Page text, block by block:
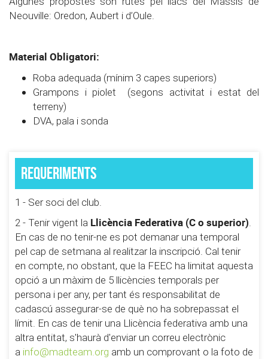
Neouville: Oredon, Aubert i d’Oule.
Material Obligatori:
Roba adequada (mínim 3 capes superiors)
Grampons i piolet (segons activitat i estat del
terreny)
DVA, pala i sonda
Requeriments
1 - Ser soci del club.
2 - Tenir vigent la Llicència Federativa (C o superior).
En cas de no tenir-ne es pot demanar una temporal
pel cap de setmana al realitzar la inscripció. Cal tenir
en compte, no obstant, que la FEEC ha limitat aquesta
opció a un màxim de 5 llicències temporals per
persona i per any, per tant és responsabilitat de
cadascú assegurar-se de què no ha sobrepassat el
límit. En cas de tenir una Llicència federativa amb una
altra entitat, s'haurà d'enviar un correu electrònic
a info@madteam.org amb un comprovant o la foto de